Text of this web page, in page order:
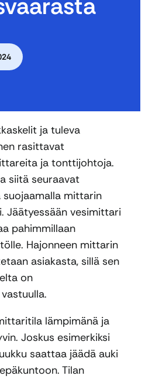
ja tuleva
rasittavat
ja tonttijohtoja.
siitä seuraavat
mittarin
Jäätyessään vesimittari
pahimmillaan
Hajonneen mittarin
asiakasta, sillä sen
on
lämpimänä ja
Joskus esimerkiksi
saattaa jäädä auki
Tilan